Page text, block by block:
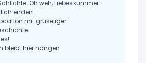
Oh weh, Liebeskummer
enden.
mit gruseliger
bleibt hier hängen.